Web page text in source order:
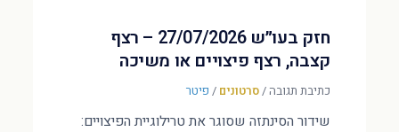
חזק בעו״ש 27/07/2026 – רצף
קצבה, רצף פיצויים או משיכה
כתיבת תגובה/סרטונים / פיטר
שידור הסינתזה שסוגר את טרילוגיית הפיצויים: